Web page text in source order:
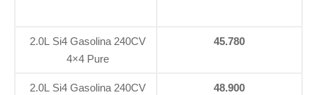
2.0L Si4 Gasolina 240CV
4×4 Pure
45.780
2.0L Si4 Gasolina 240CV
48.900